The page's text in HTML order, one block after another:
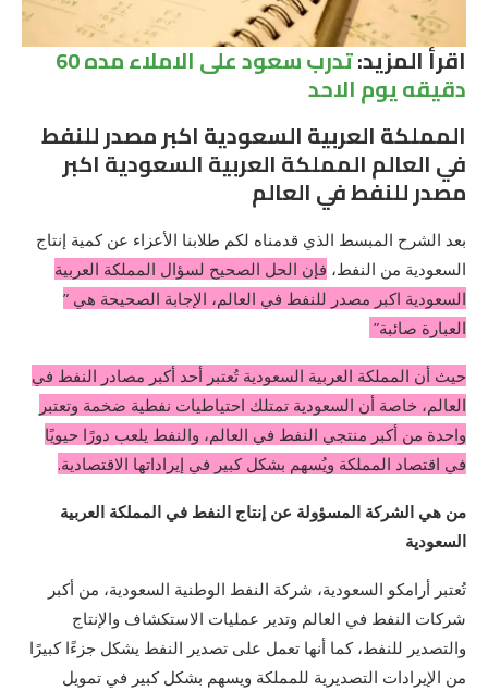
اقرأ المزيد: تدرب سعود على الاملاء مده 60
دقيقه يوم الاحد
المملكة العربية السعودية اكبر مصدر للنفط
في العالم المملكة العربية السعودية اكبر
مصدر للنفط في العالم
بعد الشرح المبسط الذي قدمناه لكم طلابنا الأعزاء عن كمية إنتاج
السعودية من النفط، فإن الحل الصحيح لسؤال المملكة العربية
السعودية اكبر مصدر للنفط في العالم، الإجابة الصحيحة هي ”
العبارة صائبة”
حيث أن المملكة العربية السعودية تُعتبر أحد أكبر مصادر النفط في
العالم، خاصة أن السعودية تمتلك احتياطيات نفطية ضخمة وتعتبر
واحدة من أكبر منتجي النفط في العالم، والنفط يلعب دورًا حيويًا
في اقتصاد المملكة ويُسهم بشكل كبير في إيراداتها الاقتصادية.
من هي الشركة المسؤولة عن إنتاج النفط في المملكة العربية
السعودية
تُعتبر أرامكو السعودية، شركة النفط الوطنية السعودية، من أكبر
شركات النفط في العالم وتدير عمليات الاستكشاف والإنتاج
والتصدير للنفط، كما أنها تعمل على تصدير النفط يشكل جزءًا كبيرًا
من الإيرادات التصديرية للمملكة ويسهم بشكل كبير في تمويل